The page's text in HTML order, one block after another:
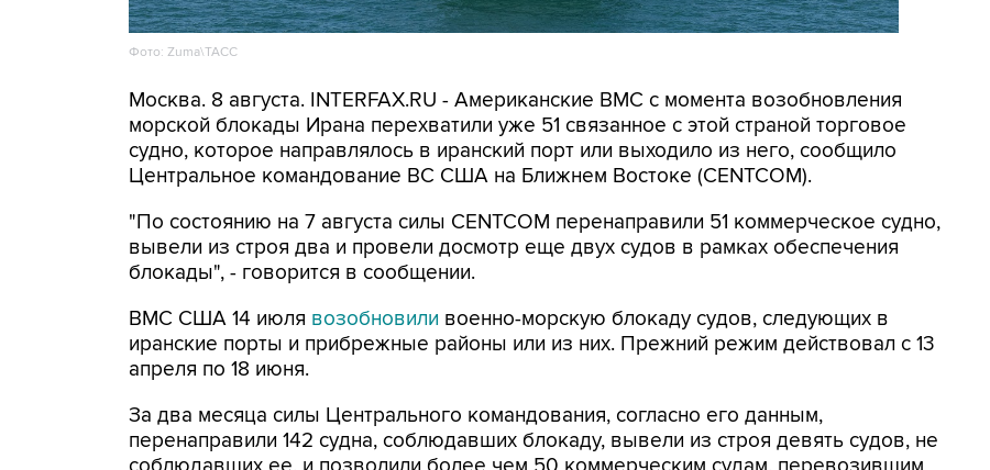
Фото: Zuma\ТАСС
Москва. 8 августа. INTERFAX.RU - Американские ВМС с момента возобновления
морской блокады Ирана перехватили уже 51 связанное с этой страной торговое
судно, которое направлялось в иранский порт или выходило из него, сообщило
Центральное командование ВС США на Ближнем Востоке (CENTCOM).
"По состоянию на 7 августа силы CENTCOM перенаправили 51 коммерческое судно,
вывели из строя два и провели досмотр еще двух судов в рамках обеспечения
блокады", - говорится в сообщении.
ВМС США 14 июля возобновили военно-морскую блокаду судов, следующих в
иранские порты и прибрежные районы или из них. Прежний режим действовал с 13
апреля по 18 июня.
За два месяца силы Центрального командования, согласно его данным,
перенаправили 142 судна, соблюдавших блокаду, вывели из строя девять судов, не